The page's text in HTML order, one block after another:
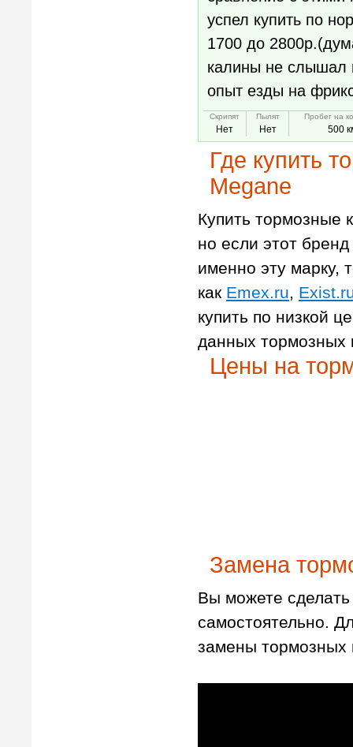
успел купить по
1700 до
калины не слышал
опыт езды на
Скрипят
Нет
Пылят
Нет
Пробег на
500
Где купить
Megane
Купить тормозные
но если этот
именно эту марку,
как Emex.ru,
купить по низкой
данных тормозных
Цены на
Замена
Вы можете
самостоятельно.
замены тормозных